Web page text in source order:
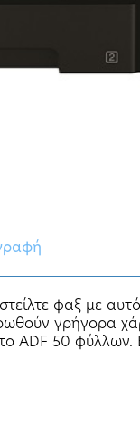
φαξ με
γρήγορα
ADF 50